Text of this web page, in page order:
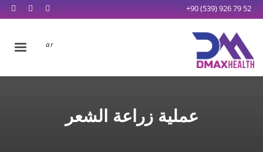
+90 (539) 926 79 52
عملية زراعة الشعر